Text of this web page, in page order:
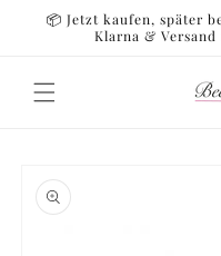
zum
📦 Jetzt kaufen, später
Klarna &